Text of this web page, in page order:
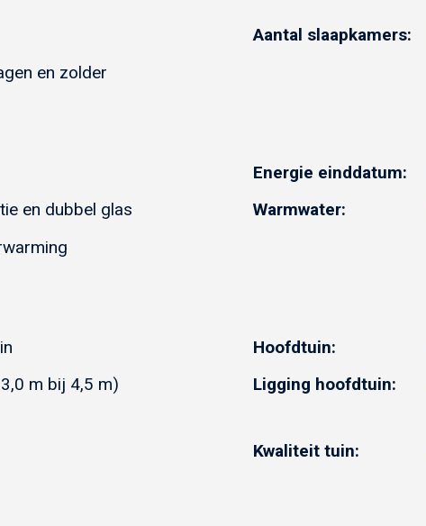
Aantal slaapkamers:
en zolder
Energie einddatum:
en dubbel glas Warmwater:
Hoofdtuin:
m bij 4,5 m) Ligging hoofdtuin:
Kwaliteit tuin: